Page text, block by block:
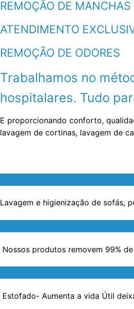
REMOÇÃO DE MANCHAS
ATENDIMENTO
REMOÇÃO DE ODORES
Trabalhamos no
hospitalares. Tudo
E proporcionando conforto,
lavagem de cortinas, lavagem de
Lavagem e higienização de sofás,
Nossos produtos removem 99%
Estofado- Aumenta a vida Útil